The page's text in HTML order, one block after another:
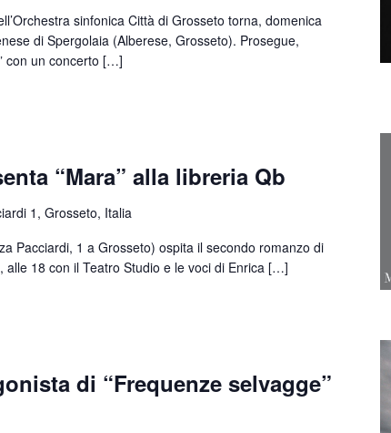
sinfonica Città di Grosseto torna, domenica
di Spergolaia (Alberese, Grosseto). Prosegue,
con un concerto […]
“Mara” alla libreria Qb
1, Grosseto, Italia
Pacciardi, 1 a Grosseto) ospita il secondo romanzo di
alle 18 con il Teatro Studio e le voci di Enrica […]
di “Frequenze selvagge”